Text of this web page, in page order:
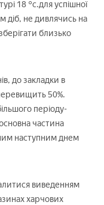
18 °с.для успішної
діб, не дивлячись на
близько
до закладки в
50%.
періоду-
частина
наступним днем
виведенням
харчових